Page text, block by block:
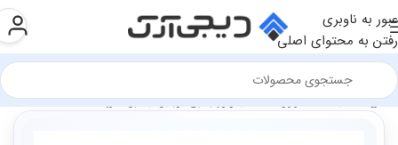
عبور به ناوبری
رفتن به محتوای اصلی
فروشگاه سخت افزار و قطعات لوازم جانبی موبایل کابل شارژ